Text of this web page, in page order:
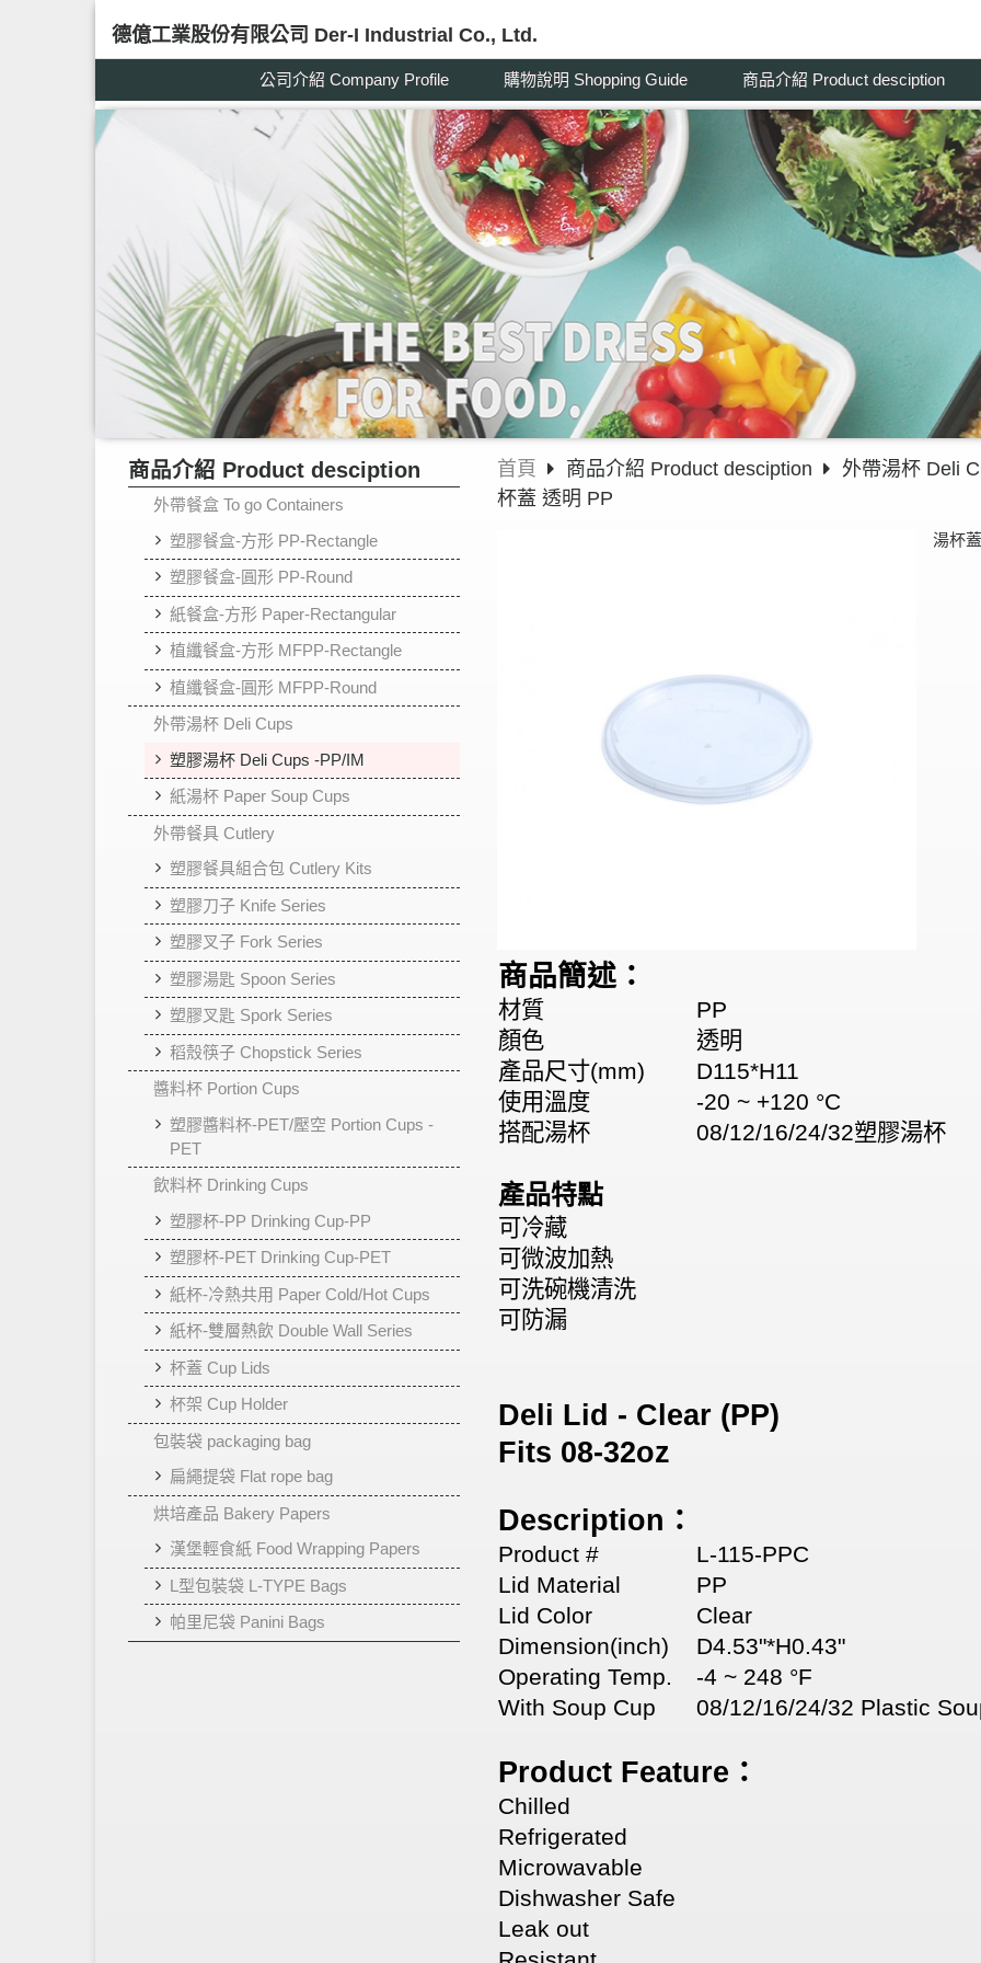
德億工業股份有限公司 Der-I Industrial Co., Ltd.
公司介紹 Company Profile 購物說明 Shopping Guide 商品介紹 Product desciption
商品介紹 Product desciption
外帶餐盒 To go Containers
塑膠餐盒-方形 PP-Rectangle
塑膠餐盒-圓形 PP-Round
紙餐盒-方形 Paper-Rectangular
植纖餐盒-方形 MFPP-Rectangle
植纖餐盒-圓形 MFPP-Round
外帶湯杯 Deli Cups
塑膠湯杯 Deli Cups -PP/IM
紙湯杯 Paper Soup Cups
外帶餐具 Cutlery
塑膠餐具組合包 Cutlery Kits
塑膠刀子 Knife Series
塑膠叉子 Fork Series
塑膠湯匙 Spoon Series
塑膠叉匙 Spork Series
稻殼筷子 Chopstick Series
醬料杯 Portion Cups
塑膠醬料杯-PET/壓空 Portion Cups -
PET
飲料杯 Drinking Cups
塑膠杯-PP Drinking Cup-PP
塑膠杯-PET Drinking Cup-PET
紙杯-冷熱共用 Paper Cold/Hot Cups
紙杯-雙層熱飲 Double Wall Series
杯蓋 Cup Lids
杯架 Cup Holder
包裝袋 packaging bag
扁繩提袋 Flat rope bag
烘培產品 Bakery Papers
漢堡輕食紙 Food Wrapping Papers
L型包裝袋 L-TYPE Bags
帕里尼袋 Panini Bags
首頁 商品介紹 Product desciption 外帶湯杯 Deli
杯蓋 透明 PP
湯杯
商品簡述：
材質
PP
顏色
透明
產品尺寸(mm)
D115*H11
使用溫度
-20 ~ +120 °C
搭配湯杯
08/12/16/24/32塑膠湯杯
產品特點
可冷藏
可微波加熱
可洗碗機清洗
可防漏
Deli Lid - Clear (PP)
Fits 08-32oz
Description：
Product #
L-115-PPC
Lid Material
PP
Lid Color
Clear
Dimension(inch)
D4.53"*H0.43"
Operating Temp.
-4 ~ 248 °F
With Soup Cup
08/12/16/24/32
Product Feature：
Chilled
Refrigerated
Microwavable
Dishwasher Safe
Leak out